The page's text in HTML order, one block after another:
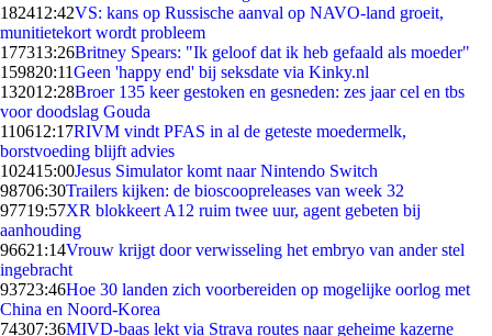
182412:42VS: kans op Russische aanval op NAVO-land groeit,
munitietekort wordt probleem
177313:26Britney Spears: "Ik geloof dat ik heb gefaald als moeder"
159820:11Geen 'happy end' bij seksdate via Kinky.nl
132012:28Broer 135 keer gestoken en gesneden: zes jaar cel en tbs
voor doodslag Gouda
110612:17RIVM vindt PFAS in al de geteste moedermelk,
borstvoeding blijft advies
102415:00Jesus Simulator komt naar Nintendo Switch
98706:30Trailers kijken: de bioscoopreleases van week 32
97719:57XR blokkeert A12 ruim twee uur, agent gebeten bij
aanhouding
96621:14Vrouw krijgt door verwisseling het embryo van ander stel
ingebracht
93723:46Hoe 30 landen zich voorbereiden op mogelijke oorlog met
China en Noord-Korea
74307:36MIVD-baas lekt via Strava routes naar geheime kazerne